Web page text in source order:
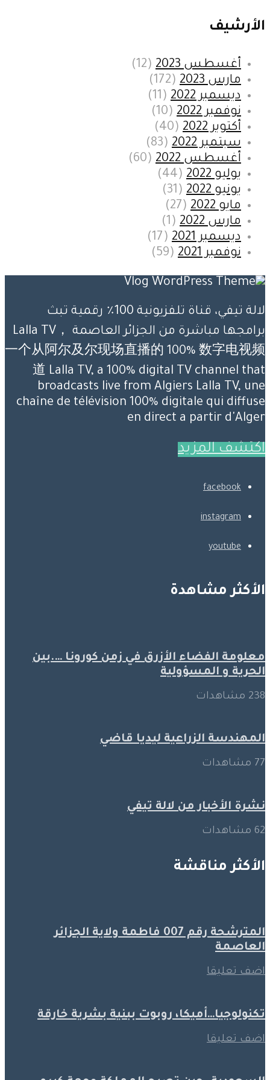
الأرشيف
أغسطس 2023
(12)
مارس 2023
(172)
ديسمبر 2022
(11)
نوفمبر 2022
(10)
أكتوبر 2022
(40)
سبتمبر 2022
(83)
أغسطس 2022
(60)
يوليو 2022
(44)
يونيو 2022
(31)
مايو 2022
(27)
مارس 2022
(1)
ديسمبر 2021
(17)
نوفمبر 2021
(59)
لالة تيفي، قناة تلفزيونية 100٪ رقمية تبث
برامجها مباشرة من الجزائر العاصمة Lalla TV，
一个从阿尔及尔现场直播的 100% 数字电视频
道 Lalla TV, a 100% digital TV channel that
broadcasts live from Algiers Lalla TV, une
chaîne de télévision 100% digitale qui diffuse
en direct a partir d'Alger
اكتشف المزيد
facebook
instagram
youtube
الأكثر مشاهدة
معلومة الفضاء الأزرق في زمن كورونا ….بين
الحرية و المسؤولية
238 مشاهدات
المهندسة الزراعية ليديا قاضي
77 مشاهدات
نشرة الأخبار من لالة تيفي
62 مشاهدات
الأكثر مناقشة
المترشحة رقم 007 فاطمة ولاية الجزائر
العاصمة
اضف تعليقا
تكنولوجيا…أميكا، روبوت ببنية بشرية خارقة
اضف تعليقا